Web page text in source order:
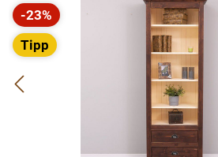
Bildergalerie überspringen
-23%
Rabatt
Tipp